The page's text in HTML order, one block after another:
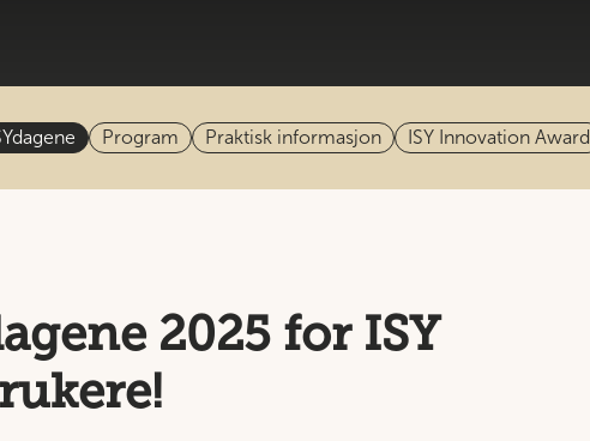
Program Praktisk informasjon ISY Innovation Award
2025 for ISY